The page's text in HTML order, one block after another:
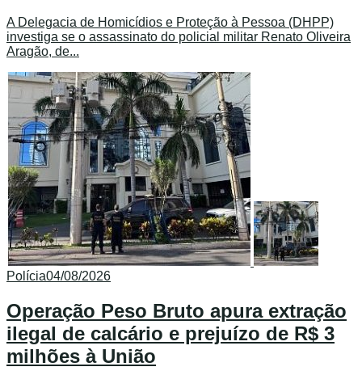
A Delegacia de Homicídios e Proteção à Pessoa (DHPP)
investiga se o assassinato do policial militar Renato Oliveira
Aragão, de...
Polícia04/08/2026
Operação Peso Bruto apura extração
ilegal de calcário e prejuízo de R$ 3
milhões à União